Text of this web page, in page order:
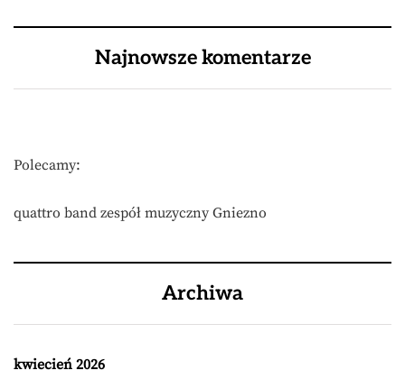
Najnowsze komentarze
Polecamy:
quattro band zespół muzyczny Gniezno
Archiwa
kwiecień 2026